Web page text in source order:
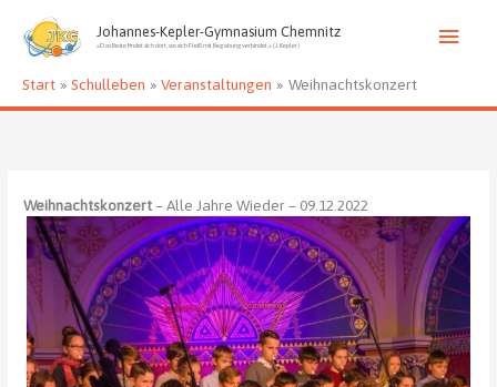
Inhalt
springen
Johannes-Kepler-Gymnasium Chemnitz
»Das Beste findet sich dort, wo sich Fleiß mit Begabung verbindet.« (J. Kepler)
Start Schulleben Veranstaltungen Weihnachtskonzert
Weihnachtskonzert– Alle Jahre Wieder – 09.12.2022